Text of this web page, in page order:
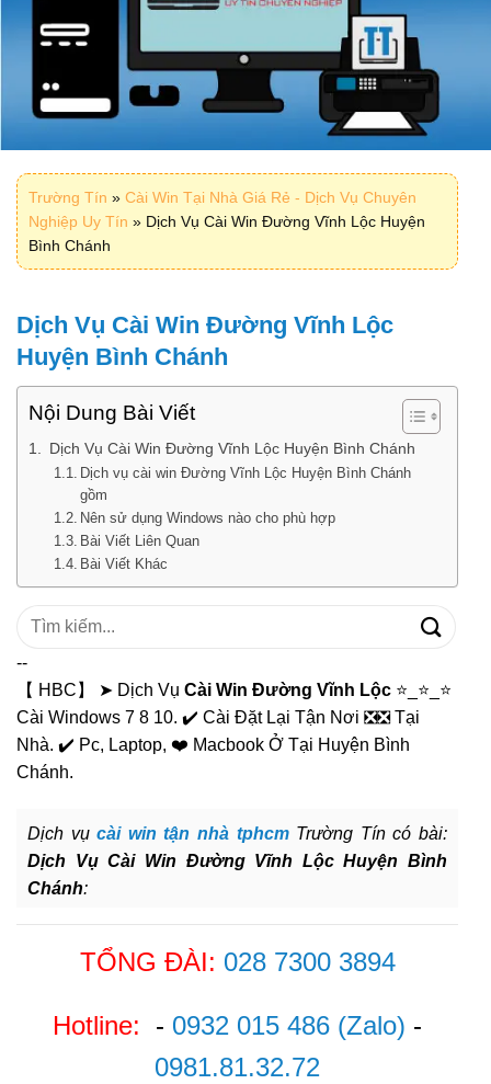
Trường Tín » Cài Win Tại Nhà Giá Rẻ - Dịch Vụ Chuyên
Nghiệp Uy Tín » Dịch Vụ Cài Win Đường Vĩnh Lộc Huyện
Bình Chánh
Dịch Vụ Cài Win Đường Vĩnh Lộc
Huyện Bình Chánh
Nội Dung Bài Viết
Dịch Vụ Cài Win Đường Vĩnh Lộc Huyện Bình Chánh
Dịch vụ cài win Đường Vĩnh Lộc Huyện Bình Chánh
gồm
Nên sử dụng Windows nào cho phù hợp
Bài Viết Liên Quan
Bài Viết Khác
Tìm
--
【 HBC】 ➤ Dịch Vụ Cài Win Đường Vĩnh Lộc ⭐_⭐_⭐
Cài Windows 7 8 10. ✔️ Cài Đặt Lại Tận Nơi ❎❎ Tại
Nhà. ✔️ Pc, Laptop, ❤️ Macbook Ở Tại Huyện Bình
Chánh.
Dịch vụcài win tận nhà tphcmTrường Tín có bài:
Dịch Vụ Cài Win Đường Vĩnh Lộc Huyện Bình
Chánh:
TỔNG ĐÀI: 028 7300 3894
Hotline: - 0932 015 486 (Zalo) -
0981.81.32.72